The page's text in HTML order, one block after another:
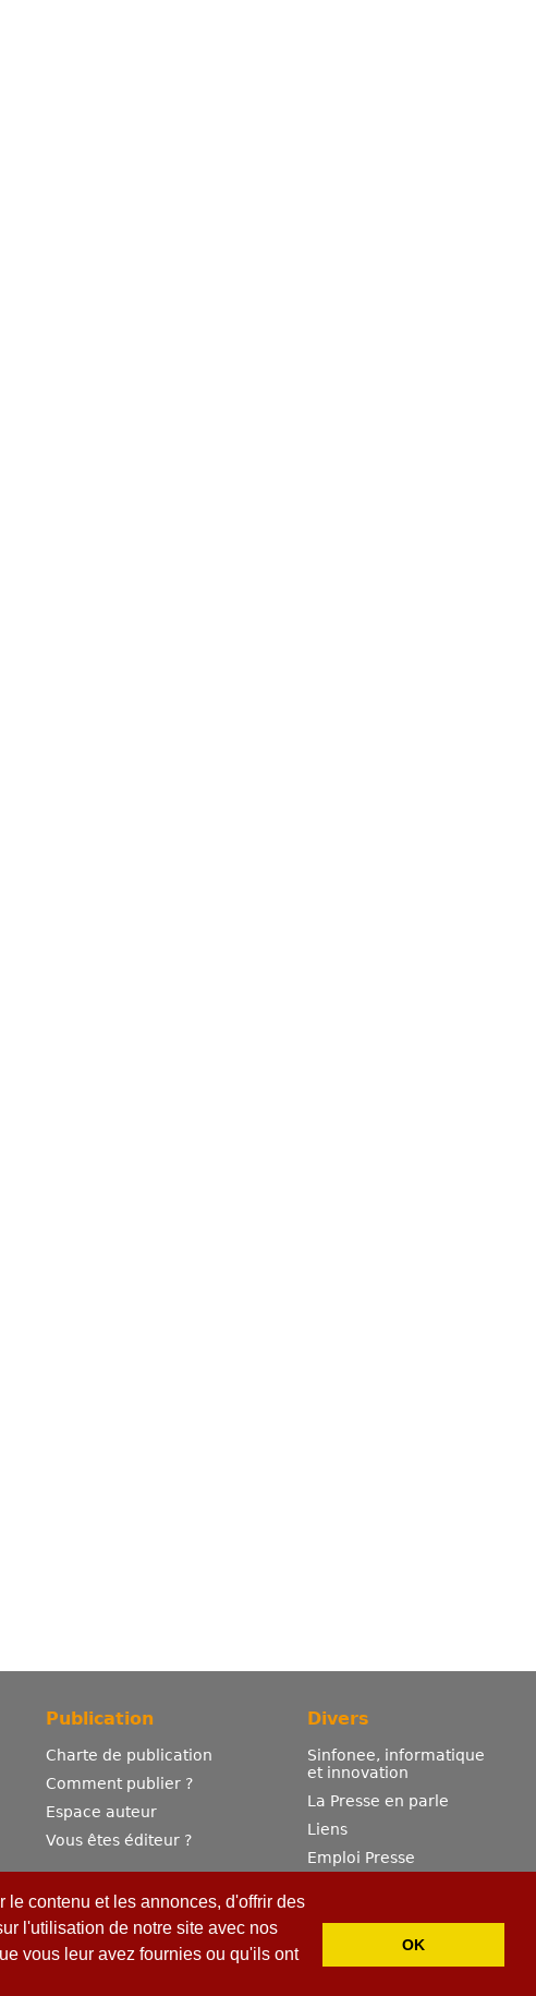
contenu et les annonces, d'offrir des
l'utilisation de notre site avec nos
vous leur avez fournies ou qu'ils ont
OK
Publication
Charte de publication
Comment publier ?
Espace auteur
Vous êtes éditeur ?
Divers
Sinfonee, informatique
et innovation
La Presse en parle
Liens
Emploi Presse